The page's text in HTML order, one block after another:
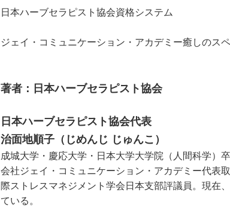
日本ハーブセラピスト協会資格システム
ジェイ・コミュニケーション・アカデミー癒しのス
著者：日本ハーブセラピスト協会
日本ハーブセラピスト協会代表
治面地順子（じめんじ じゅんこ）
成城大学・慶応大学・日本大学大学院（人間科学）
会社ジェイ・コミュニケーション・アカデミー代表
際ストレスマネジメント学会日本支部評議員。現在
ている。